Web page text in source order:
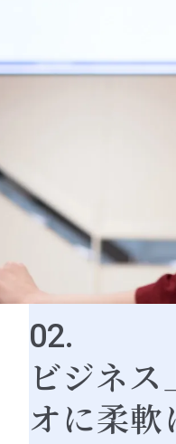
02.
ビジネス
オに柔軟